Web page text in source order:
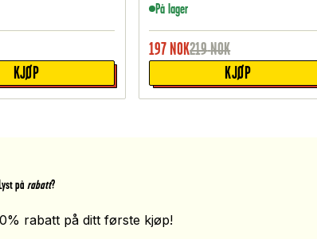
KJØP
På lager
197 NOK219NOK
KJØP
Lyst på rabatt?
rabatt på ditt første kjøp!